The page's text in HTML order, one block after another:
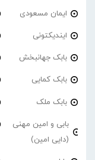
ایمان مسعودی
ایندیکتونی
بابک جهانبخش
بابک کمایی
بابک ملک
بابی و امین مهنی
(دایی امین)